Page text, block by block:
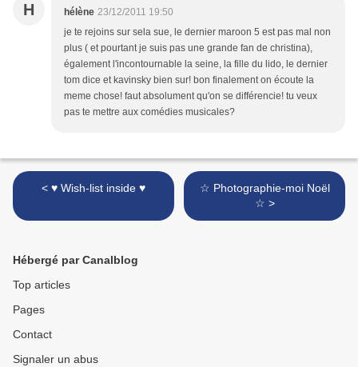
H hélène 23/12/2011 19:50
je te rejoins sur sela sue, le dernier maroon 5 est pas mal non
plus ( et pourtant je suis pas une grande fan de christina),
également l'incontournable la seine, la fille du lido, le dernier
tom dice et kavinsky bien sur! bon finalement on écoute la
meme chose! faut absolument qu'on se différencie! tu veux
pas te mettre aux comédies musicales?
< ♥ Wish-list inside ♥
☆ Photographie-moi Noël
☆ >
Hébergé par Canalblog
Top articles
Pages
Contact
Signaler un abus